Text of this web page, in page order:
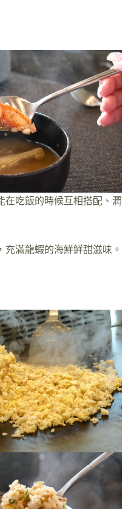
在吃飯的時候互相搭配、潤
滿龍蝦的海鮮鮮甜滋味。